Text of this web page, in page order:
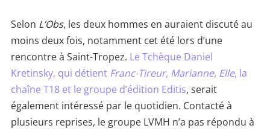
Selon L’Obs, les deux hommes en auraient discuté au
moins deux fois, notamment cet été lors d’une
rencontre à Saint-Tropez. Le Tchèque Daniel
Kretinsky, qui détient Franc-Tireur, Marianne, Elle, la
chaîne T18 et le groupe d’édition Editis, serait
également intéressé par le quotidien. Contacté à
plusieurs reprises, le groupe LVMH n’a pas répondu à